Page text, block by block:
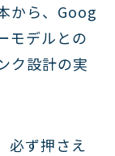
から、Goog
モデルとの
ク設計の実
必ず押さえ